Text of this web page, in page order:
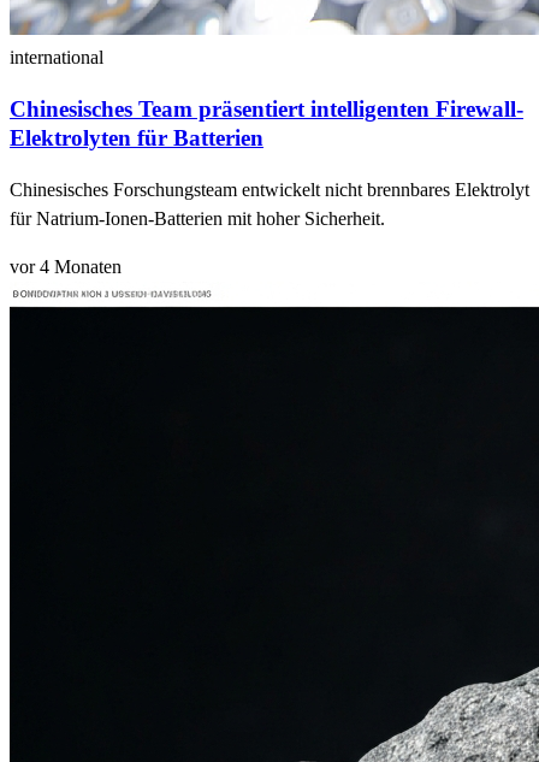
international
Chinesisches Team präsentiert intelligenten Firewall-
Elektrolyten für Batterien
Chinesisches Forschungsteam entwickelt nicht brennbares Elektrolyt
für Natrium-Ionen-Batterien mit hoher Sicherheit.
vor 4 Monaten